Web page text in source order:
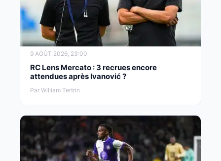
9 AOÛT 2026, 23:00
RC Lens Mercato : 3 recrues encore
attendues après Ivanović ?
Par William Tertrin